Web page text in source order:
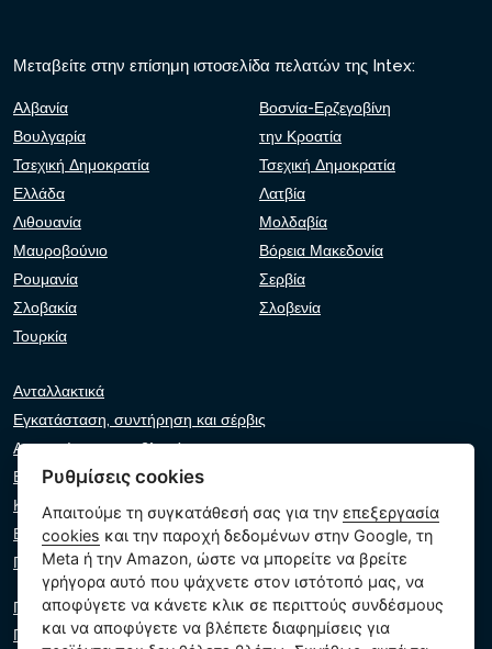
Μεταβείτε στην επίσημη ιστοσελίδα πελατών της Intex:
Αλβανία
Βοσνία-Ερζεγοβίνη
Βουλγαρία
την Κροατία
Τσεχική Δημοκρατία
Τσεχική Δημοκρατία
Ελλάδα
Λατβία
Λιθουανία
Μολδαβία
Μαυροβούνιο
Βόρεια Μακεδονία
Ρουμανία
Σερβία
Σλοβακία
Σλοβενία
Τουρκία
Ανταλλακτικά
Εγκατάσταση, συντήρηση και σέρβις
Αντιμετώπιση προβλημάτων
Εγγυήσεις και αξιώσεις
Κατάλογος λιανοπωλητών
Εικονικός βοηθός
Γράψτε μας
Πολιτική απορρήτου
Πολιτική cookie
Ρυθμίσεις cookies
Απαιτούμε τη συγκατάθεσή σας για τηνεπεξεργασία
cookies και την παροχή δεδομένων στην Google, τη
Meta ή την Amazon, ώστε να μπορείτε να βρείτε
γρήγορα αυτό που ψάχνετε στον ιστότοπό μας, να
αποφύγετε να κάνετε κλικ σε περιττούς συνδέσμους
και να αποφύγετε να βλέπετε διαφημίσεις για